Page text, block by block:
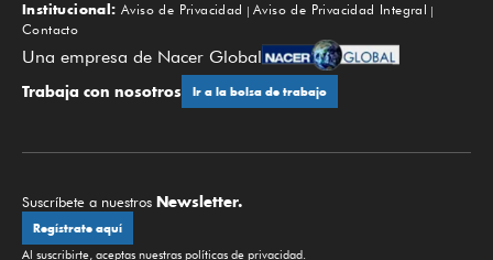
Institucional: Aviso de Privacidad
Aviso de Privacidad Integral
Contacto
Una empresa de Nacer Global
Trabaja con nosotros Ir a la bolsa de trabajo
Suscríbete a nuestros Newsletter.
Regístrate aquí
Al suscribirte, aceptas nuestras políticas de privacidad